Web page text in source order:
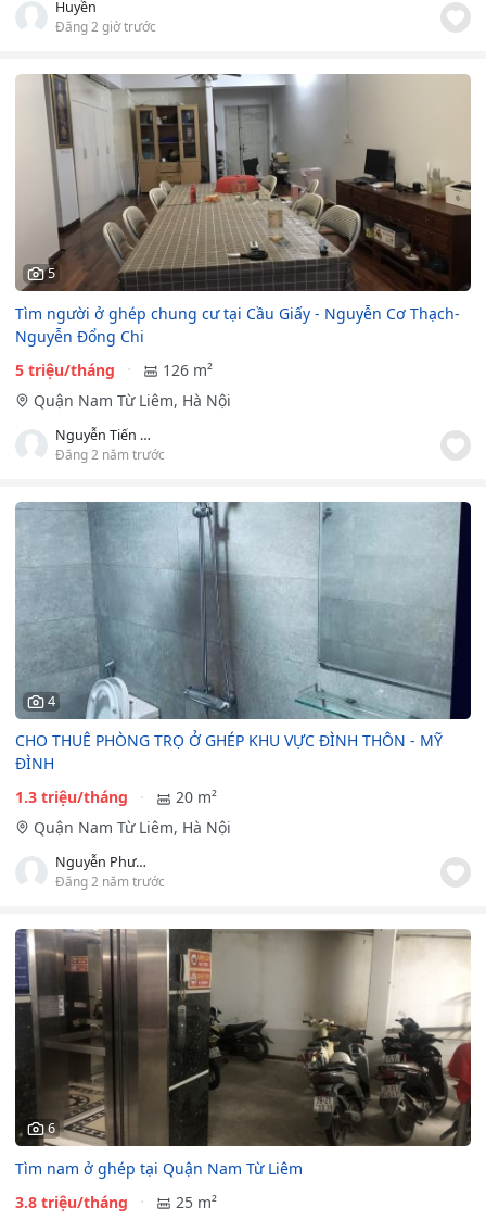
Huyền
Đăng 2 giờ trước
5
Tìm người ở ghép chung cư tại Cầu Giấy - Nguyễn Cơ Thạch-
Nguyễn Đổng Chi
5 triệu/tháng
126 m²
Quận Nam Từ Liêm, Hà Nội
Nguyễn Tiến Hùng
Đăng 2 năm trước
4
CHO THUÊ PHÒNG TRỌ Ở GHÉP KHU VỰC ĐÌNH THÔN - MỸ
ĐÌNH
1.3 triệu/tháng
20 m²
Quận Nam Từ Liêm, Hà Nội
Nguyễn Phương Hòa
Đăng 2 năm trước
6
Tìm nam ở ghép tại Quận Nam Từ Liêm
3.8 triệu/tháng
25 m²